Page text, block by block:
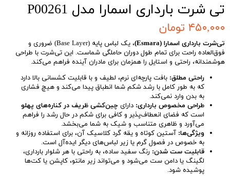
تی شرت بارداری اسمارا مدل P00261
۴۵۰,۰۰۰ تومان
تی‌شرت بارداری اسمارا (Esmara)
، یک لباس پایه (Base Layer) ضروری و
فوق‌العاده راحت برای تمام طول دوران حاملگی شماست. این تی‌شرت با طراحی
هوشمندانه، راحتی و استایل را همزمان برای مادران آینده فراهم می‌کند.
راحتی مطلق: بافت پارچه‌ای نرم، لطیف و با قابلیت کشسانی بالا دارد
که به طور کامل با رشد شکم شما انطباق پیدا می‌کند و هیچ فشاری
به بدن وارد نمی‌کند.
طراحی مخصوص بارداری: دارای چین‌کشی ظریف در کناره‌های پهلو
است که فضای انعطاف‌پذیر و کافی برای شکم در حال رشد را فراهم
می‌آورد و ظاهری متناسب و شیک به شما می‌بخشد.
ویژگی‌ها: آستین کوتاه و یقه گرد کلاسیک آن، برای استفاده روزانه و
به خصوص در فصول گرم یا زیر لباس‌های دیگر ایده‌آل است.
قابلیت ست شدن: رنگ سفید ساده، به راحتی با هر شلوار بارداری،
لگینگ یا دامن ست می‌شود و می‌تواند زیر مانتو، کاپشن یا کت‌ها
پوشیده شود.